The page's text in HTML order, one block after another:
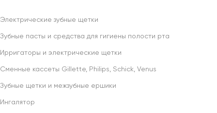
Электрические зубные щетки
Зубные пасты и средства для гигиены полости рта
Ирригаторы и электрические щетки
Сменные кассеты Gillette, Philips, Schick, Venus
Зубные щетки и межзубные ершики
Ингалятор